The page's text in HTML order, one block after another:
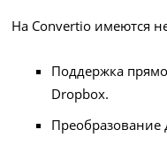
На Convertio имеются
Поддержка
Dropbox.